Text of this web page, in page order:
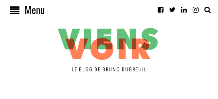
Menu
LE BLOG DE BRUNO DUBREUIL